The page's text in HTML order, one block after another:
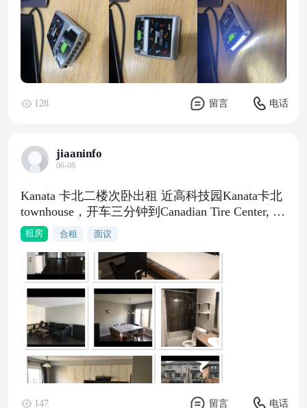
128 留言 电话
jiaaninfo
06-08
Kanata 卡北二楼次卧出租 近高科技园Kanata卡北
townhouse，开车三分钟到Canadian Tire Center, Ta
nger Outlets，10分钟到科技园区,九龙超市和T&a
mp;T KANATA.开车五分钟内到Kanata Centrum S
hopping Centre，Walmart，Loblaws，Farm Boy，
Costco,Food basics.开车两分钟到 highway 417Earl
of March/All Saints HS/Kanata Highlands PS学区二
楼次卧，IKEA queen size bed，IKEA desk,转椅，
室外车位厨房共用，2个冰箱,提供微波炉欢迎无
宠物，不吸烟， 作息规律的单身人士(coop or 上
班族)1月1日可入住，水电网全包，免费停车，房
租面谈现出租次卧( 朝南），和另一位租客共用洗
手间，一楼还有一个公用卫生间,basement finishe
d。有意者微信 Arcadiaka24
租房 合租 面议
147 留言 电话